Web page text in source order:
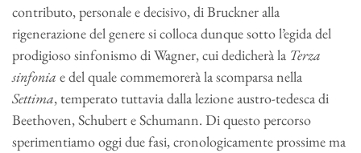
contributo, personale e decisivo, di Bruckner alla
rigenerazione del genere si colloca dunque sotto l’egida del
prodigioso sinfonismo di Wagner, cui dedicherà la Terza
sinfonia e del quale commemorerà la scomparsa nella
Settima, temperato tuttavia dalla lezione austro-tedesca di
Beethoven, Schubert e Schumann. Di questo percorso
sperimentiamo oggi due fasi, cronologicamente prossime ma